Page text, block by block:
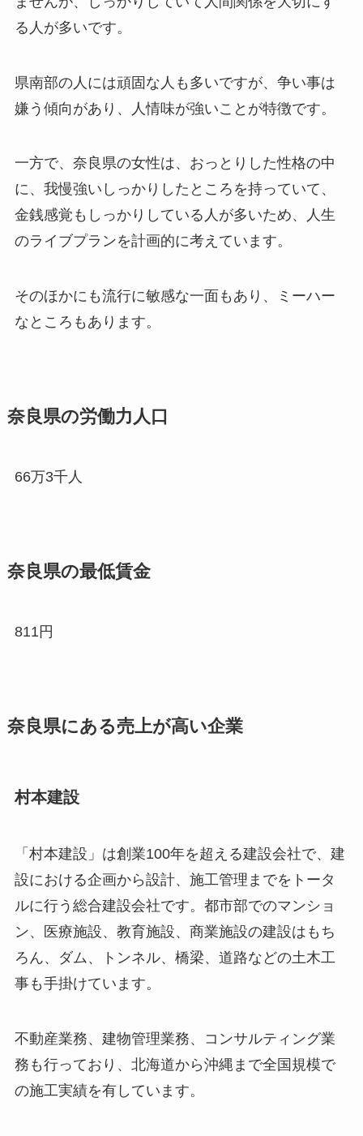
る人が多いです。
県南部の人には頑固な人も多いですが、争い事は
嫌う傾向があり、人情味が強いことが特徴です。
一方で、奈良県の女性は、おっとりした性格の中
に、我慢強いしっかりしたところを持っていて、
金銭感覚もしっかりしている人が多いため、人生
のライブプランを計画的に考えています。
そのほかにも流行に敏感な一面もあり、ミーハー
なところもあります。
奈良県の労働力人口
66万3千人
奈良県の最低賃金
811円
奈良県にある売上が高い企業
村本建設
「村本建設」は創業100年を超える建設会社で、建
設における企画から設計、施工管理までをトータ
ルに行う総合建設会社です。都市部でのマンショ
ン、医療施設、教育施設、商業施設の建設はもち
ろん、ダム、トンネル、橋梁、道路などの土木工
事も手掛けています。
不動産業務、建物管理業務、コンサルティング業
務も行っており、北海道から沖縄まで全国規模で
の施工実績を有しています。